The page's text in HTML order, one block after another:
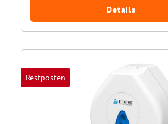
Details
Restposten